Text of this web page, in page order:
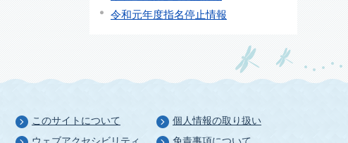
令和元年度指名停止情報
このサイトについて
個人情報の取り扱い